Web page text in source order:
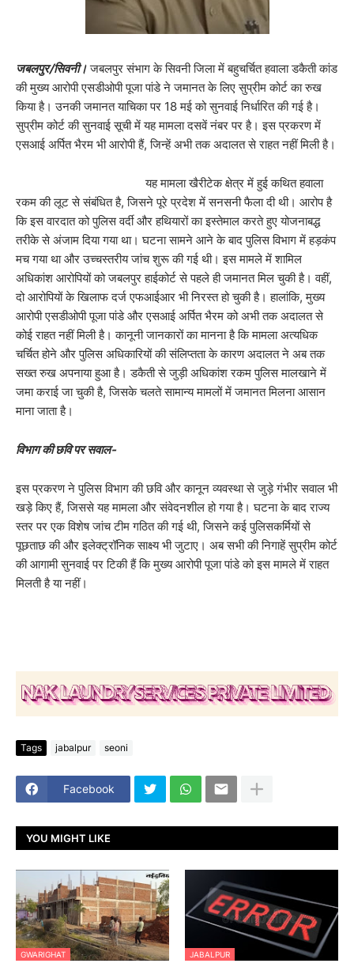
जबलपुर/सिवनी।जबलपुर संभाग के सिवनी जिला में बहुचर्चित हवाला डकैती कांड
की मुख्य आरोपी एसडीओपी पूजा पांडे ने जमानत के लिए सुप्रीम कोर्ट का रुख
किया है। उनकी जमानत याचिका पर 18 मई को सुनवाई निर्धारित की गई है।
सुप्रीम कोर्ट की सुनवाई सूची में यह मामला दसवें नंबर पर है। इस प्रकरण में
एसआई अर्पित भैरम भी आरोपी हैं, जिन्हें अभी तक अदालत से राहत नहीं मिली है।
यह मामला खैरीटेक क्षेत्र में हुई कथित हवाला
रकम की लूट से संबंधित है, जिसने पूरे प्रदेश में सनसनी फैला दी थी। आरोप है
कि इस वारदात को पुलिस वर्दी और हथियारों का इस्तेमाल करते हुए योजनाबद्ध
तरीके से अंजाम दिया गया था। घटना सामने आने के बाद पुलिस विभाग में हड़कंप
मच गया था और उच्चस्तरीय जांच शुरू की गई थी। इस मामले में शामिल
अधिकांश आरोपियों को जबलपुर हाईकोर्ट से पहले ही जमानत मिल चुकी है। वहीं,
दो आरोपियों के खिलाफ दर्ज एफआईआर भी निरस्त हो चुकी है। हालांकि, मुख्य
आरोपी एसडीओपी पूजा पांडे और एसआई अर्पित भैरम को अभी तक अदालत से
कोई राहत नहीं मिली है। कानूनी जानकारों का मानना है कि मामला अत्यधिक
चर्चित होने और पुलिस अधिकारियों की संलिप्तता के कारण अदालत ने अब तक
सख्त रुख अपनाया हुआ है। डकैती से जुड़ी अधिकांश रकम पुलिस मालखाने में
जमा कराई जा चुकी है, जिसके चलते सामान्य मामलों में जमानत मिलना आसान
माना जाता है।
विभाग की छवि पर सवाल-
इस प्रकरण ने पुलिस विभाग की छवि और कानून व्यवस्था से जुड़े गंभीर सवाल भी
खड़े किए हैं, जिससे यह मामला और संवेदनशील हो गया है। घटना के बाद राज्य
स्तर पर एक विशेष जांच टीम गठित की गई थी, जिसने कई पुलिसकर्मियों से
पूछताछ की और इलेक्ट्रॉनिक साक्ष्य भी जुटाए। अब सभी की निगाहें सुप्रीम कोर्ट
की आगामी सुनवाई पर टिकी हैं कि मुख्य आरोपी पूजा पांडे को इस मामले में राहत
मिलती है या नहीं।
Tags jabalpur seoni
Facebook
YOU MIGHT LIKE
GWARIGHAT JABALPUR